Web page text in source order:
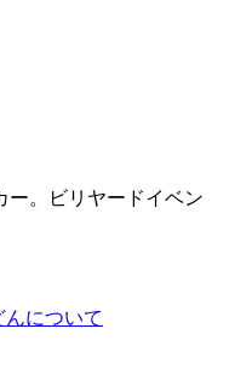
ー。ビリヤードイベン
んについて